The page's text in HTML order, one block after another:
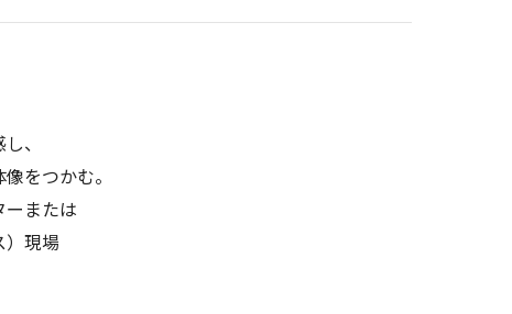
、
をつかむ。
または
）現場